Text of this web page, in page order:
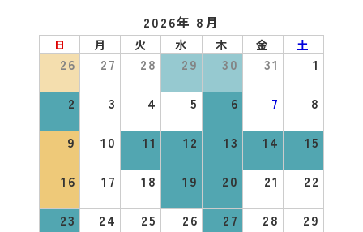
2026年 8月
日 月 火 水 木 金 土
26 27 28 29 30 31
1
2
3 4 5 6 7
8
9
10 11 12 13 14
15
16
17 18 19 20 21
22
23
24 25 26 27 28
29